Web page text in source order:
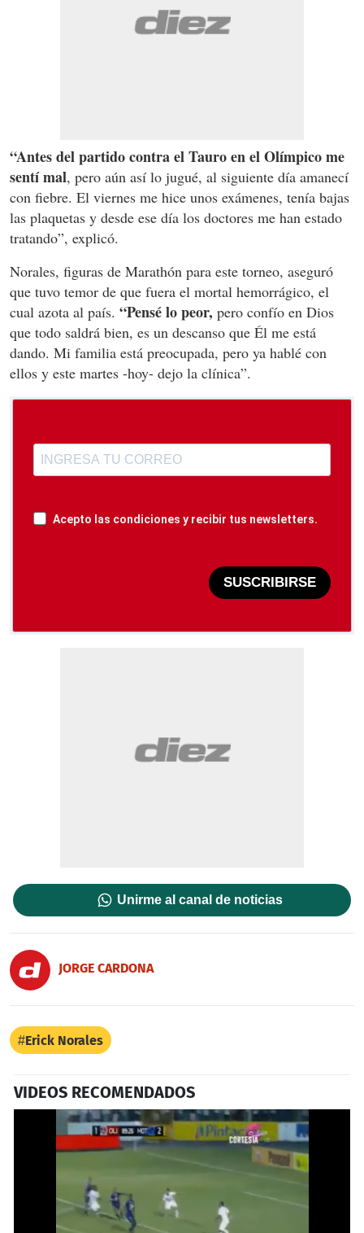
“Antes del partido contra el Tauro en el Olímpico me
sentí mal, pero aún así lo jugué, al siguiente día amanecí
con fiebre. El viernes me hice unos exámenes, tenía bajas
las plaquetas y desde ese día los doctores me han estado
tratando”, explicó.
Norales, figuras de Marathón para este torneo, aseguró
que tuvo temor de que fuera el mortal hemorrágico, el
cual azota al país. “Pensé lo peor, pero confío en Dios
que todo saldrá bien, es un descanso que Él me está
dando. Mi familia está preocupada, pero ya hablé con
ellos y este martes -hoy- dejo la clínica”.
Acepto las condiciones y recibir tus newsletters.
SUSCRIBIRSE
Unirme al canal de noticias
JORGE CARDONA
Erick Norales
VIDEOS RECOMENDADOS